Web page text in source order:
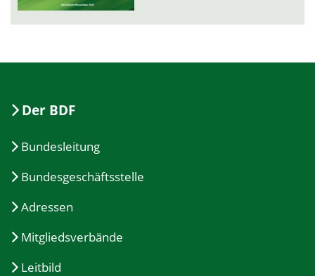
Der BDF
Bundesleitung
Bundesgeschäftsstelle
Adressen
Mitgliedsverbände
Leitbild